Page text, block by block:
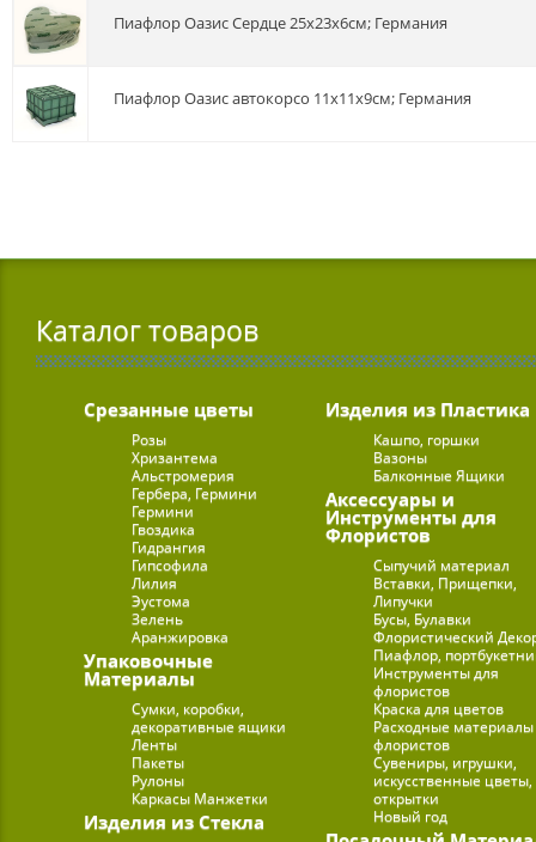
Пиафлор Оазис Сердце 25х23х6см; Германия
пиафлор Оазис автокорсо 11х11х9см; Германия
Каталог товаров
Срезанные цветы
Розы
Хризантема
Альстромерия
Гербера, Гермини
Гермини
Гвоздика
Гидрангия
Гипсофила
Лилия
Эустома
Зелень
Аранжировка
Упаковочные
Материалы
Сумки, коробки,
декоративные ящики
Ленты
Пакеты
Рулоны
Каркасы Манжетки
Изделия из Стекла
Изделия из Пластика
Кашпо, горшки
Вазоны
Балконные Ящики
Аксессуары и
Инструменты для
Флористов
Сыпучий материал
Вставки, Прищепки,
Липучки
Бусы, Булавки
Флористический
Пиафлор,
Инструменты для
флористов
Краска для цветов
Расходные
флористов
Сувениры, игрушки,
искусственные цветы,
открытки
Новый год